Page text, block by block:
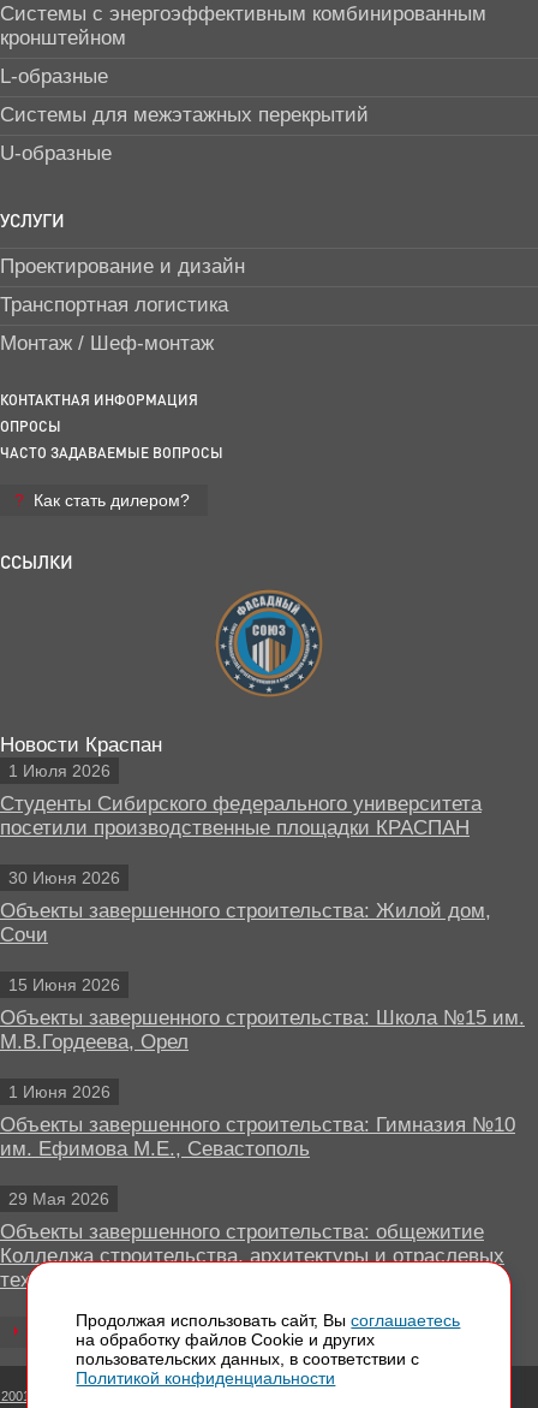
Системы с энергоэффективным комбинированным
кронштейном
L-образные
Системы для межэтажных перекрытий
U-образные
УСЛУГИ
Проектирование и дизайн
Транспортная логистика
Монтаж / Шеф-монтаж
КОНТАКТНАЯ ИНФОРМАЦИЯ
ОПРОСЫ
ЧАСТО ЗАДАВАЕМЫЕ ВОПРОСЫ
Как стать дилером?
ССЫЛКИ
Новости Краспан
1 Июля 2026
Студенты Сибирского федерального университета
посетили производственные площадки КРАСПАН
30 Июня 2026
Объекты завершенного строительства: Жилой дом,
Сочи
15 Июня 2026
Объекты завершенного строительства: Школа №15 им.
М.В.Гордеева, Орел
1 Июня 2026
Объекты завершенного строительства: Гимназия №10
им. Ефимова М.Е., Севастополь
29 Мая 2026
Объекты завершенного строительства: общежитие
Колледжа строительства, архитектуры и отраслевых
технологий, Липецк
Все новости
- 2026 Вентилируемые фасады КРАСПАН
Продолжая использовать сайт, Высоглашаетесь
на обработку файлов Сookie и других
пользовательских данных, в соответствии с
Политикой конфиденциальности